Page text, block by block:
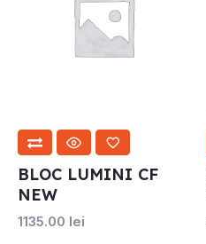
BLOC LUMINI CF
NEW
1135.00 lei